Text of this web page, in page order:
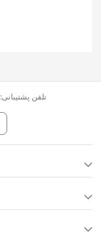
تلفن پشتیبانی: 34124-026